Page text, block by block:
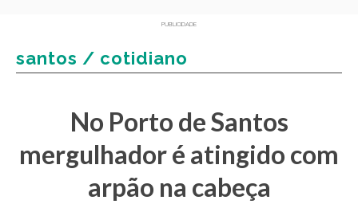
PUBLICIDADE
santos / cotidiano
No Porto de Santos
mergulhador é atingido com
arpão na cabeça